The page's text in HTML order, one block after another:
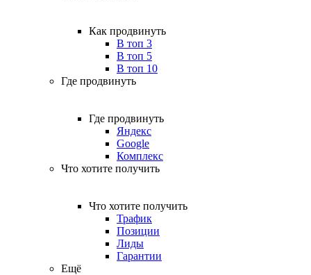
Как продвинуть
В топ 3
В топ 5
В топ 10
Где продвинуть
Где продвинуть
Яндекс
Google
Комплекс
Что хотите получить
Что хотите получить
Трафик
Позиции
Лиды
Гарантии
Ещё